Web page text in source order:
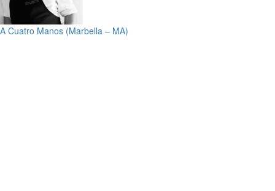
A Cuatro Manos (Marbella – MA)